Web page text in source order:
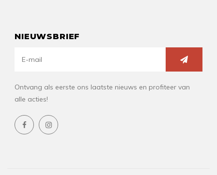
NIEUWSBRIEF
Ontvang als eerste ons laatste nieuws en profiteer van
alle acties!